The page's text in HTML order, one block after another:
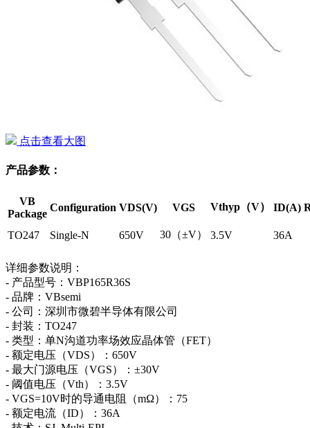
点击查看大图
产品参数：
VB
Package
Configuration VDS(V) VGS Vthyp（V） ID(A)
TO247 Single-N 650V 30（±V） 3.5V 36A
详细参数说明：
- 产品型号：VBP165R36S
- 品牌：VBsemi
- 公司：深圳市微碧半导体有限公司
- 封装：TO247
- 类型：单N沟道功率场效应晶体管（FET）
- 额定电压（VDS）：650V
- 最大门源电压（VGS）：±30V
- 阈值电压（Vth）：3.5V
- VGS=10V时的导通电阻（mΩ）：75
- 额定电流（ID）：36A